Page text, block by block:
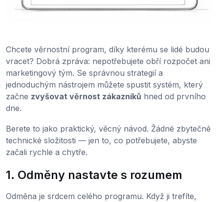
Chcete věrnostní program, díky kterému se lidé budou
vracet? Dobrá zpráva: nepotřebujete obří rozpočet ani
marketingový tým. Se správnou strategií a
jednoduchým nástrojem můžete spustit systém, který
začne zvyšovat věrnost zákazníků hned od prvního
dne.
Berete to jako praktický, věcný návod. Žádné zbytečné
technické složitosti — jen to, co potřebujete, abyste
začali rychle a chytře.
1. Odměny nastavte s rozumem
Odměna je srdcem celého programu. Když ji trefíte,